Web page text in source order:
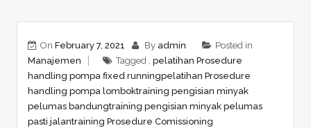
On February 7, 2021 By admin
Posted in
Manajemen
Tagged , pelatihan Prosedure
handling pompa fixed runningpelatihan Prosedure
handling pompa lomboktraining pengisian minyak
pelumas bandungtraining pengisian minyak pelumas
pasti jalantraining Prosedure Comissioning